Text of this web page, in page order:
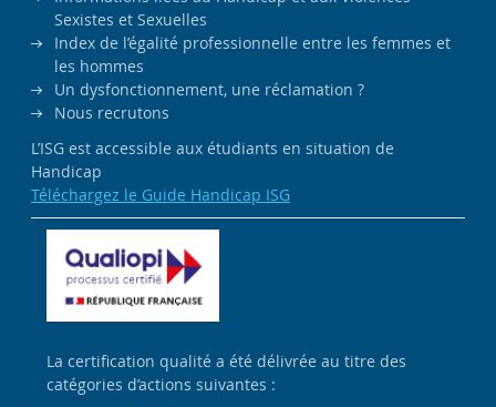
Sexistes et Sexuelles
Index de l’égalité professionnelle entre les femmes et
les hommes
Un dysfonctionnement, une réclamation ?
Nous recrutons
L’ISG est accessible aux étudiants en situation de
Handicap
Téléchargez le Guide Handicap ISG
La certification qualité a été délivrée au titre des
catégories d’actions suivantes :